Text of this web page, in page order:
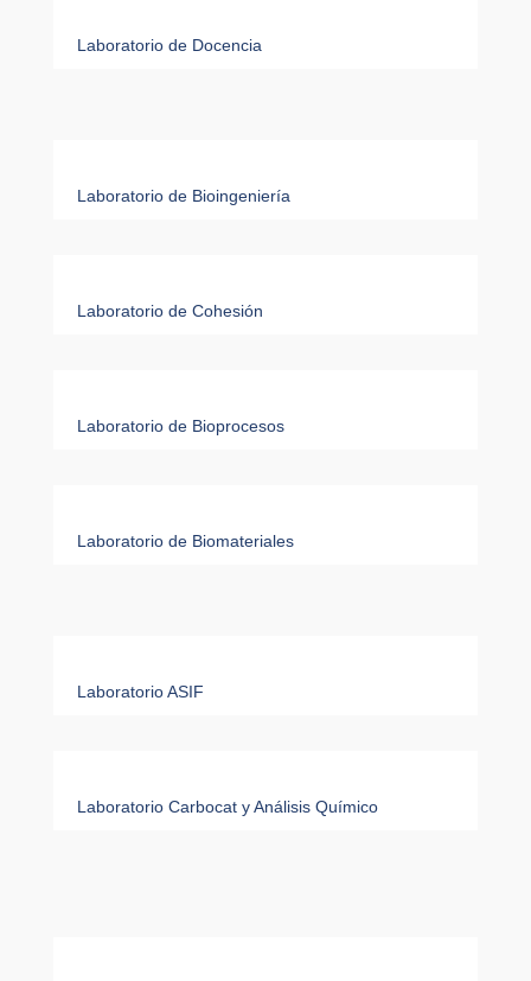
Laboratorio de Docencia
Laboratorio de Bioingeniería
Laboratorio de Cohesión
Laboratorio de Bioprocesos
Laboratorio de Biomateriales
Laboratorio ASIF
Laboratorio Carbocat y Análisis Químico